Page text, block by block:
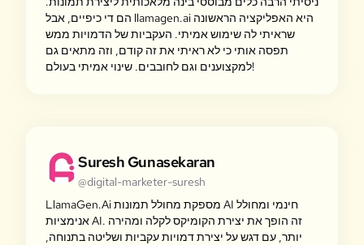
הם די כיפיים, אבל llamagen.ai היא האפליקציה הראשונה
שראיתי לה שימוש אמיתי. העקביות של הדמויות ממש
תפסה אותי כי לא ראיתי את זה קודם, וזה מתאים גם
למקצוענים וגם לחובבים. שינוי אמיתי בעולם!
Suresh Gunasekaran
@digital-marketer-suresh
LlamaGen.Ai מספקת מחולל תמונות AI חינמי ומחולל
אנימציות AI. זה הופך את יצירת הקומיקס לקלה ומהירה
יותר, עם דגש על יצירת דמויות עקביות ושליטה בתנוחה,